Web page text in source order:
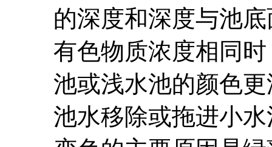
的深度和深度与池
有色物质浓度相同
池或浅水池的颜色
池水移除或拖进小